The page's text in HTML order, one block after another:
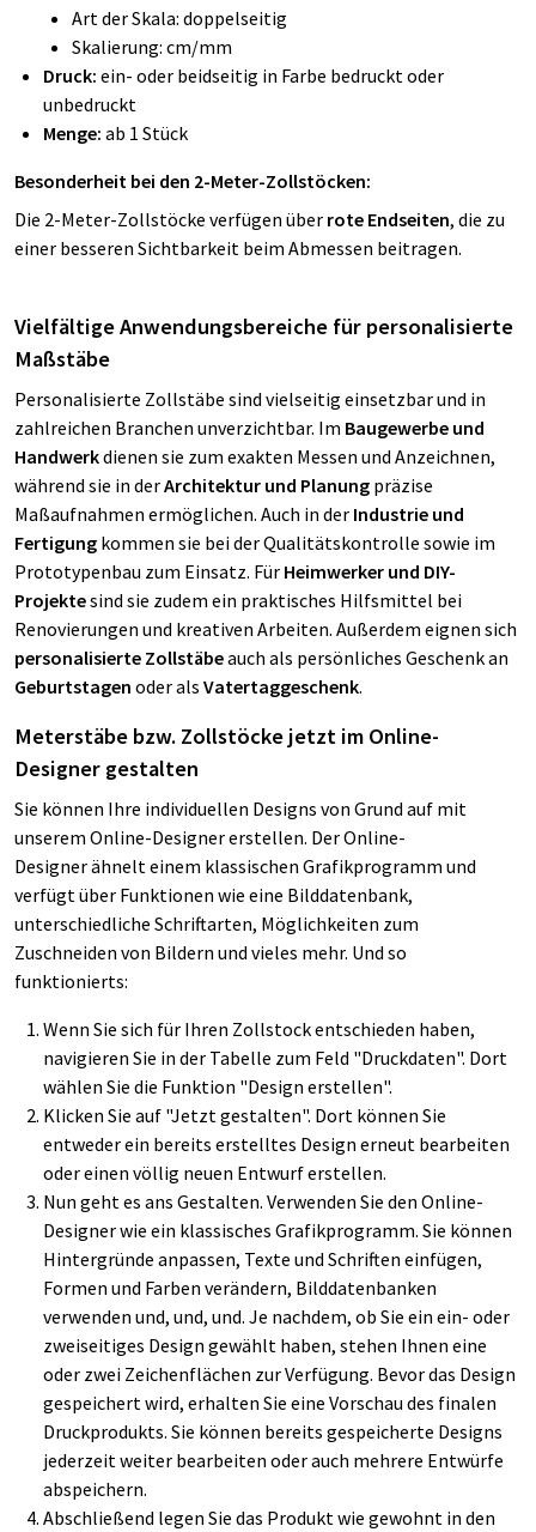
Art der Skala: doppelseitig
Skalierung: cm/mm
Druck: ein- oder beidseitig in Farbe bedruckt oder
unbedruckt
Menge: ab 1 Stück
Besonderheit bei den 2-Meter-Zollstöcken:
Die 2-Meter-Zollstöcke verfügen über rote Endseiten, die zu
einer besseren Sichtbarkeit beim Abmessen beitragen.
Vielfältige Anwendungsbereiche für personalisierte
Maßstäbe
Personalisierte Zollstäbe sind vielseitig einsetzbar und in
zahlreichen Branchen unverzichtbar. Im Baugewerbe und
Handwerkdienen sie zum exakten Messen und Anzeichnen,
während sie in derArchitektur und Planung präzise
Maßaufnahmen ermöglichen. Auch in der Industrie und
Fertigung kommen sie bei der Qualitätskontrolle sowie im
Prototypenbau zum Einsatz. Für Heimwerker und DIY-
Projektesind sie zudem ein praktisches Hilfsmittel bei
Renovierungen und kreativen Arbeiten. Außerdem eignen sich
personalisierte Zollstäbeauch als persönliches Geschenk an
Geburtstagen oder als Vatertaggeschenk.
Meterstäbe bzw. Zollstöcke jetzt im Online-
Designer gestalten
Sie können Ihre individuellen Designs von Grund auf mit
unserem Online-Designer erstellen. Der Online-
Designer ähnelt einem klassischen Grafikprogramm und
verfügt über Funktionen wie eine Bilddatenbank,
unterschiedliche Schriftarten, Möglichkeiten zum
Zuschneiden von Bildern und vieles mehr. Und so
funktionierts:
Wenn Sie sich für Ihren Zollstock entschieden haben,
navigieren Sie in der Tabelle zum Feld "Druckdaten". Dort
wählen Sie die Funktion "Design erstellen".
Klicken Sie auf "Jetzt gestalten". Dort können Sie
entweder ein bereits erstelltes Design erneut bearbeiten
oder einen völlig neuen Entwurf erstellen.
Nun geht es ans Gestalten. Verwenden Sie den Online-
Designer wie ein klassisches Grafikprogramm. Sie können
Hintergründe anpassen, Texte und Schriften einfügen,
Formen und Farben verändern, Bilddatenbanken
verwenden und, und, und. Je nachdem, ob Sie ein ein- oder
zweiseitiges Design gewählt haben, stehen Ihnen eine
oder zwei Zeichenflächen zur Verfügung. Bevor das Design
gespeichert wird, erhalten Sie eine Vorschau des finalen
Druckprodukts. Sie können bereits gespeicherte Designs
jederzeit weiter bearbeiten oder auch mehrere Entwürfe
abspeichern.
Abschließend legen Sie das Produkt wie gewohnt in den